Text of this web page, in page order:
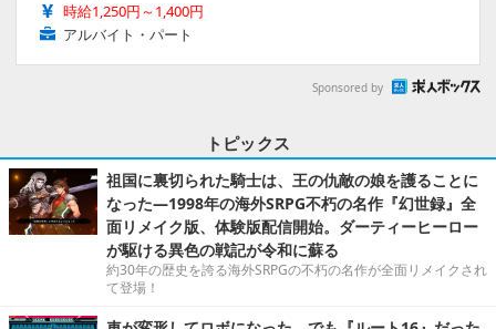
時給1,250円～1,400円
アルバイト・パート
Sponsored by
トピックス
祖国に裏切られた騎士は、王の仇敵の娘を護ることに
なった―1998年の海外SRPG不朽の名作『幻世録』全
面リメイク版、体験版配信開始。ダーティーヒーロー
が駆ける異色の戦記が令和に蘇る
約30年の歴史を誇る海外SRPGの不朽の名作が全面リメイクされ
て登場！